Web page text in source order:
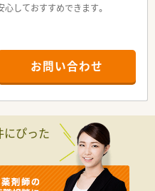
ですが、
が在籍しており、複数名にて対
しておすすめできます。
お問い合わせ
にぴった